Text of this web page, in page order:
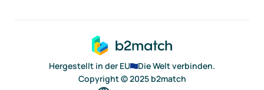
Hergestellt in der EU
Die Welt verbinden.
Copyright © 2025 b2match